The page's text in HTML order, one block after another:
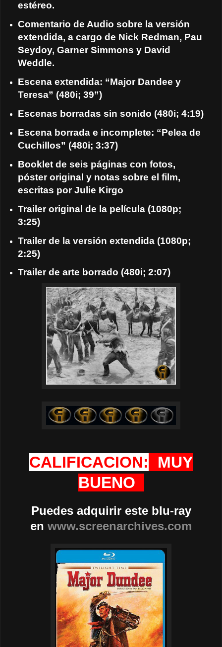
estéreo.
Comentario de Audio sobre la versión
extendida, a cargo de Nick Redman, Pau
Seydoy, Garner Simmons y David
Weddle.
Escena extendida: “Major Dandee y
Teresa” (480i; 39”)
Escenas borradas sin sonido (480i; 4:19)
Escena borrada e incomplete: “Pelea de
Cuchillos” (480i; 3:37)
Booklet de seis páginas con fotos,
póster original y notas sobre el film,
escritas por Julie Kirgo
Trailer original de la película (1080p;
3:25)
Trailer de la versión extendida (1080p;
2:25)
Trailer de arte borrado (480i; 2:07)
CALIFICACION: MUY
BUENO
Puedes adquirir este blu-ray
en www.screenarchives.com